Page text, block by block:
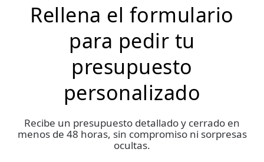
Rellena el formulario
para pedir tu
presupuesto
personalizado
Recibe un presupuesto detallado y cerrado en
menos de 48 horas, sin compromiso ni sorpresas
ocultas.